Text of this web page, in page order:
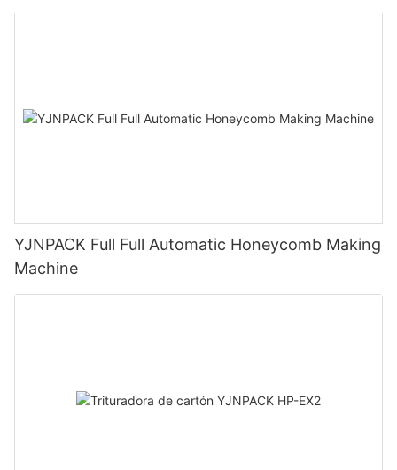
cartón NT-800
YJNPACK Full Full Automatic Honeycomb Making
Machine